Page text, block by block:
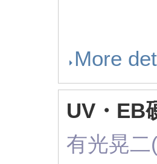
More
UV・EB
有光晃